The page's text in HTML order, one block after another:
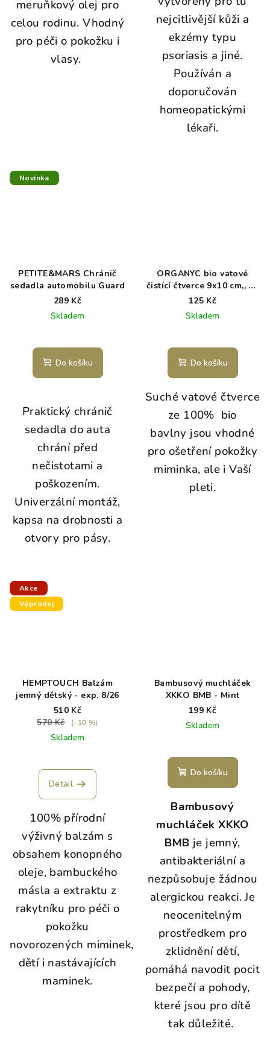
meruňkový olej pro
celou rodinu. Vhodný
pro péči o pokožku i
vlasy.
nejcitlivější kůži a
ekzémy typu
psoriasis a jiné.
Používán a
doporučován
homeopatickými
lékaři.
Novinka
PETITE&MARS Chránič
sedadla automobilu Guard
289 Kč
Skladem
Do košíku
Praktický chránič
sedadla do auta
chrání před
nečistotami a
poškozením.
Univerzální montáž,
kapsa na drobnosti a
otvory pro pásy.
ORGANYC bio vatové
čistící čtverce 9x10 cm,, 60
ks
125 Kč
Skladem
Do košíku
Suché vatové čtverce
ze 100% bio
bavlny jsou vhodné
pro ošetření pokožky
miminka, ale i Vaší
pleti.
Akce
Výprodej
HEMPTOUCH Balzám
jemný dětský - exp. 8/26
510 Kč
570 Kč
(–10 %)
Skladem
Detail
100% přírodní
výživný balzám s
obsahem konopného
oleje, bambuckého
másla a extraktu z
rakytníku pro péči o
pokožku
novorozených miminek,
dětí i nastávajících
maminek.
Bambusový muchláček
XKKO BMB - Mint
199 Kč
Skladem
Do košíku
Bambusový
muchláček XKKO
BMB je jemný,
antibakteriální a
nezpůsobuje žádnou
alergickou reakci. Je
neocenitelným
prostředkem pro
zklidnění dětí,
pomáhá navodit pocit
bezpečí a pohody,
které jsou pro dítě
tak důležité.